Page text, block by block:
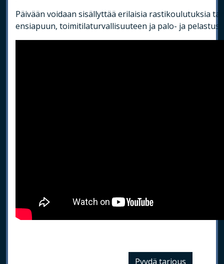
Päivään voidaan sisällyttää erilaisia rastikoulutuksia
ensiapuun, toimitilaturvallisuuteen ja palo- ja
Pyydä tarjous